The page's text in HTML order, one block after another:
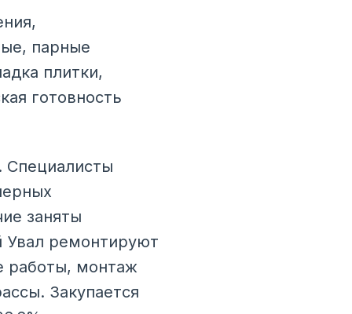
парные
плитки,
готовность
Специалисты
заняты
Увал ремонтируют
работы, монтаж
Закупается